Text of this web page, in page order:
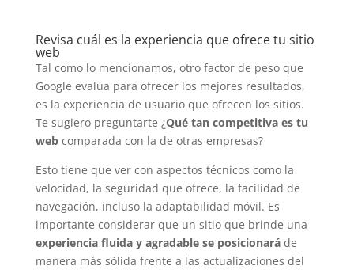
Revisa cuál es la experiencia que ofrece tu sitio
web
Tal como lo mencionamos, otro factor de peso que
Google evalúa para ofrecer los mejores resultados,
es la experiencia de usuario que ofrecen los sitios.
Te sugiero preguntarte ¿Qué tan competitiva es tu
web comparada con la de otras empresas?
Esto tiene que ver con aspectos técnicos como la
velocidad, la seguridad que ofrece, la facilidad de
navegación, incluso la adaptabilidad móvil. Es
importante considerar que un sitio que brinde una
experiencia fluida y agradable se posicionará de
manera más sólida frente a las actualizaciones del